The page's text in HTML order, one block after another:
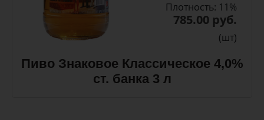
Плотность: 11%
785.00 руб.
(шт)
Пиво Знаковое Классическое 4,0%
ст. банка 3 л